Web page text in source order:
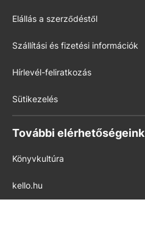
Elállás a szerződéstől
Szállítási és fizetési információk
Hírlevél-feliratkozás
Sütikezelés
További elérhetőségeink
Könyvkultúra
kello.hu